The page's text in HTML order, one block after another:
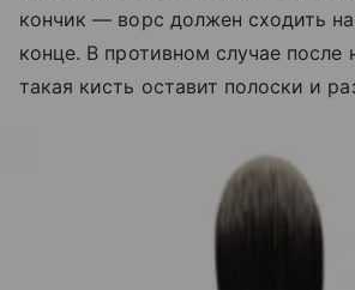
кончик — ворс должен сходить
конце. В противном случае после
такая кисть оставит полоски и